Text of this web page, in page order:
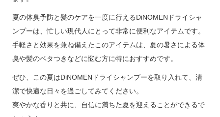
夏の体臭予防と髪のケアを一度に行えるDiNOMENドライシャ
ンプーは、忙しい現代人にとって非常に便利なアイテムです。
手軽さと効果を兼ね備えたこのアイテムは、夏の暑さによる体
臭や髪のベタつきなどに悩む方に特におすすめです。
ぜひ、この夏はDiNOMENドライシャンプーを取り入れて、清
潔で快適な日々を過ごしてみてください。
爽やかな香りと共に、自信に満ちた夏を迎えることができるで